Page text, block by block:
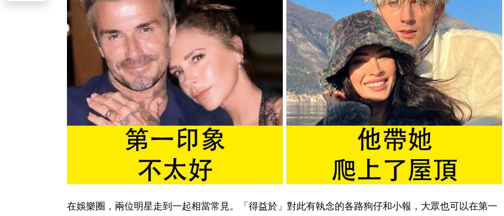
在娛樂圈，兩位明星走到一起相當常見。「得益於」對此有執念的各路狗仔和小報，大眾也可以在第一